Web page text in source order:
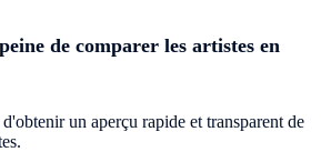
de comparer les artistes en
un aperçu rapide et transparent de